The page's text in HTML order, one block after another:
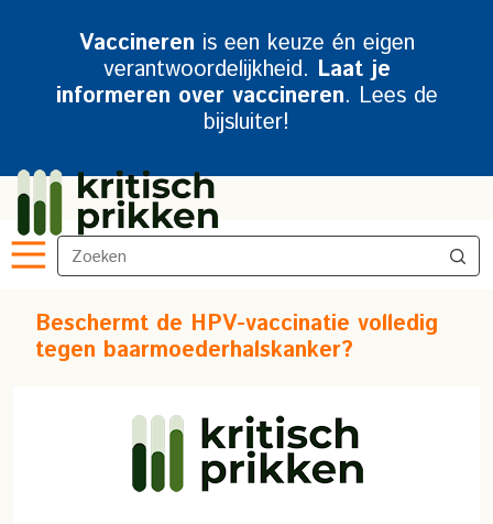
Vaccineren is een keuze én eigen
verantwoordelijkheid. Laat je
informeren over vaccineren. Lees de
bijsluiter!
Beschermt de HPV-vaccinatie volledig
tegen baarmoederhalskanker?